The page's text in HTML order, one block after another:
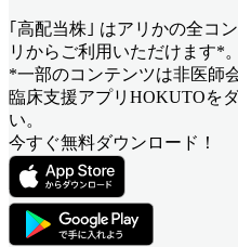
｢高配当株｣ はアリかの全コ
リからご利用いただけます*。
*一部のコンテンツは非医師
臨床支援アプリHOKUTOを
い。
今すぐ無料ダウンロード！